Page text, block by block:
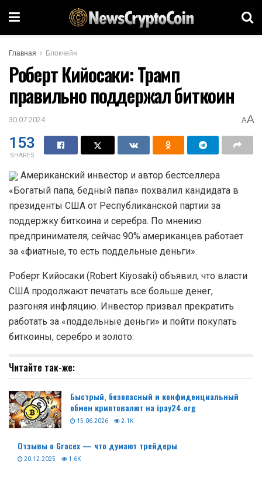
Главная Блокчейн
Роберт Кийосаки: Трамп
правильно поддержал биткоин
30.07.2024 AA
153
SHARES
Американский инвестор и автор бестселлера
«Богатый папа, бедный папа» похвалил кандидата в
президенты США от Республиканской партии за
поддержку биткоина и серебра. По мнению
предпринимателя, сейчас 90% американцев работает
за «фиатные, то есть поддельные деньги».
Роберт Кийосаки (Robert Kiyosaki) объявил, что власти
США продолжают печатать все больше денег,
разгоняя инфляцию. Инвестор призвал прекратить
работать за «поддельные деньги» и пойти покупать
биткоины, серебро и золото:
Читайте так-же:
Быстрый, безопасный и конфиденциальный
обмен криптовалют на ipay24.org
15.06.2026 2.1K
Отзывы о Gracex — что думают трейдеры
20.12.2025 1.6K